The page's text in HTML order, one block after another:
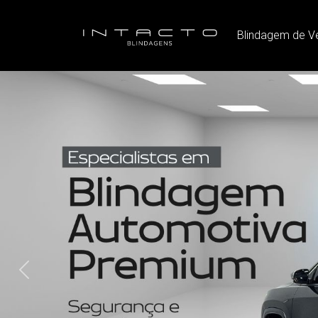
Blindagem de
Previous